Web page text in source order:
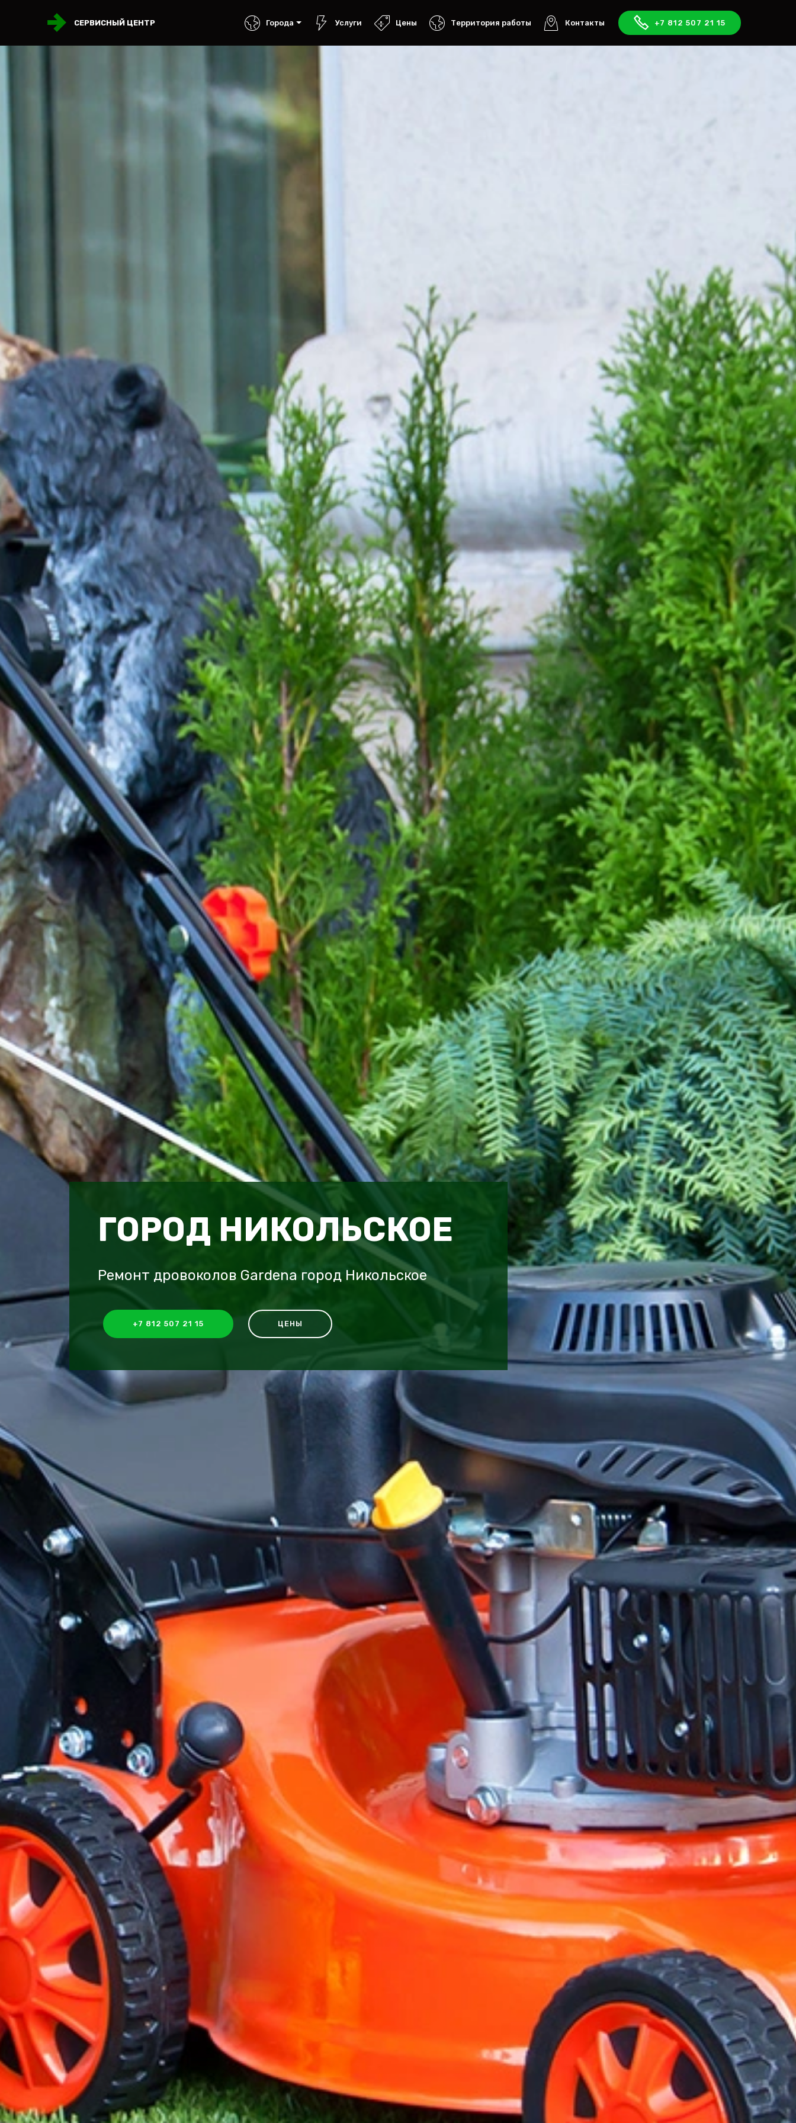
СЕРВИСНЫЙ ЦЕНТР Города Услуги Цены Территория работы Контакты +7 812 507 21 15
ГОРОД НИКОЛЬСКОЕ
Ремонт дровоколов Gardena город Никольское
+7 812 507 21 15 ЦЕНЫ